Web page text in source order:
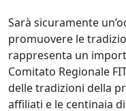
Sarà sicuramente
promuovere le
rappresenta un
Comitato Regionale
delle tradizioni della
affiliati e le centinaia